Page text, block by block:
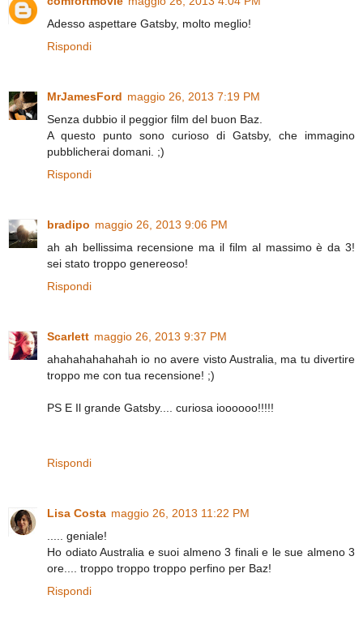
Adesso aspettare Gatsby, molto meglio!
Rispondi
MrJamesFord maggio 26, 2013 7:19 PM
Senza dubbio il peggior film del buon Baz.
A questo punto sono curioso di Gatsby, che immagino
pubblicherai domani. ;)
Rispondi
bradipo maggio 26, 2013 9:06 PM
ah ah bellissima recensione ma il film al massimo è da 3!
sei stato troppo genereoso!
Rispondi
Scarlett maggio 26, 2013 9:37 PM
ahahahahahahah io no avere visto Australia, ma tu divertire
troppo me con tua recensione! ;)
PS E Il grande Gatsby.... curiosa ioooooo!!!!!
Rispondi
Lisa Costa maggio 26, 2013 11:22 PM
..... geniale!
Ho odiato Australia e suoi almeno 3 finali e le sue almeno 3
ore.... troppo troppo troppo perfino per Baz!
Rispondi